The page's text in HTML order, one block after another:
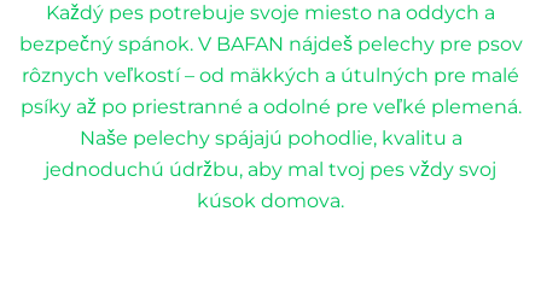
Každý pes potrebuje svoje miesto na oddych a
bezpečný spánok. V BAFAN nájdeš pelechy pre psov
rôznych veľkostí – od mäkkých a útulných pre malé
psíky až po priestranné a odolné pre veľké plemená.
Naše pelechy spájajú pohodlie, kvalitu a
jednoduchú údržbu, aby mal tvoj pes vždy svoj
kúsok domova.